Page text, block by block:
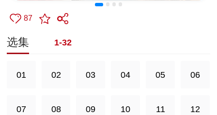
87
选集 1-32
01 02 03 04 05 06
07 08 09 10 11 12